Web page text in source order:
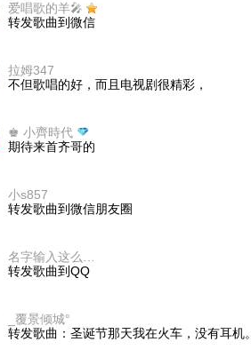
爱唱歌的羊🎤
转发歌曲到微信
拉姆347
不但歌唱的好，而且电视剧很精彩，
♚ 小齊時代
期待来首齐哥的
小s857
转发歌曲到微信朋友圈
转发歌曲到QQ
_覆景倾城°
转发歌曲：圣诞节那天我在火车，没有耳机。